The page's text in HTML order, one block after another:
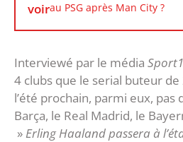
voirau PSG après Man City ?
Interviewé par le média Sport1
4 clubs que le serial buteur
l’été prochain, parmi eux, pas
Barça, le Real Madrid, le
» Erling Haaland passera à